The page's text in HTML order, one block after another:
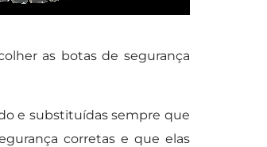
as botas de segurança
e substituídas sempre que
corretas e que elas